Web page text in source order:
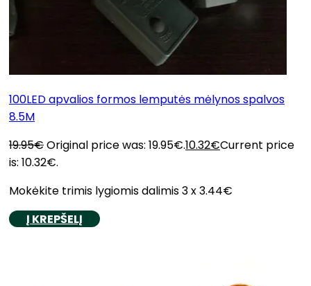
100LED apvalios formos lemputės mėlynos spalvos
8.5M
19.95€Original price was: 19.95€.10.32€Current price
is: 10.32€.
Mokėkite trimis lygiomis dalimis 3 x 3.44€
Į KREPŠELĮ